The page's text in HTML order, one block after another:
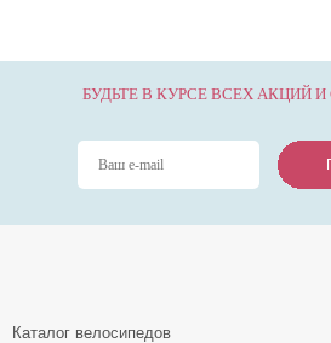
БУДЬТЕ В КУРСЕ ВСЕХ АКЦИЙ И
Каталог велосипедов